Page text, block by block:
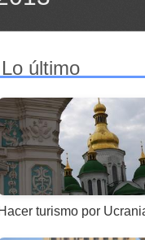
Lo último
Hacer turismo por